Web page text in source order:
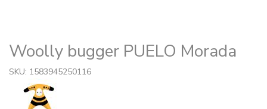
Woolly bugger PUELO Morada
SKU: 1583945250116